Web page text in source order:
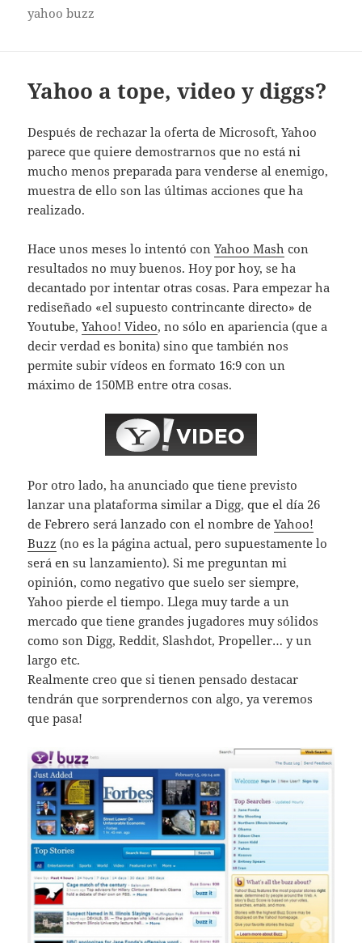
yahoo buzz
Yahoo a tope, video y diggs?
Después de rechazar la oferta de Microsoft, Yahoo
parece que quiere demostrarnos que no está ni
mucho menos preparada para venderse al enemigo,
muestra de ello son las últimas acciones que ha
realizado.
Hace unos meses lo intentó conYahoo Mash con
resultados no muy buenos. Hoy por hoy, se ha
decantado por intentar otras cosas. Para empezar ha
rediseñado «el supuesto contrincante directo» de
Youtube,Yahoo! Video, no sólo en apariencia (que a
decir verdad es bonita) sino que también nos
permite subir vídeos en formato 16:9 con un
máximo de 150MB entre otra cosas.
Por otro lado, ha anunciado que tiene previsto
lanzar una plataforma similar a Digg, que el día 26
de Febrero será lanzado con el nombre deYahoo!
Buzz (no es la página actual, pero supuestamente lo
será en su lanzamiento). Si me preguntan mi
opinión, como negativo que suelo ser siempre,
Yahoo pierde el tiempo. Llega muy tarde a un
mercado que tiene grandes jugadores muy sólidos
como son Digg, Reddit, Slashdot, Propeller… y un
largo etc.
Realmente creo que si tienen pensado destacar
tendrán que sorprendernos con algo, ya veremos
que pasa!